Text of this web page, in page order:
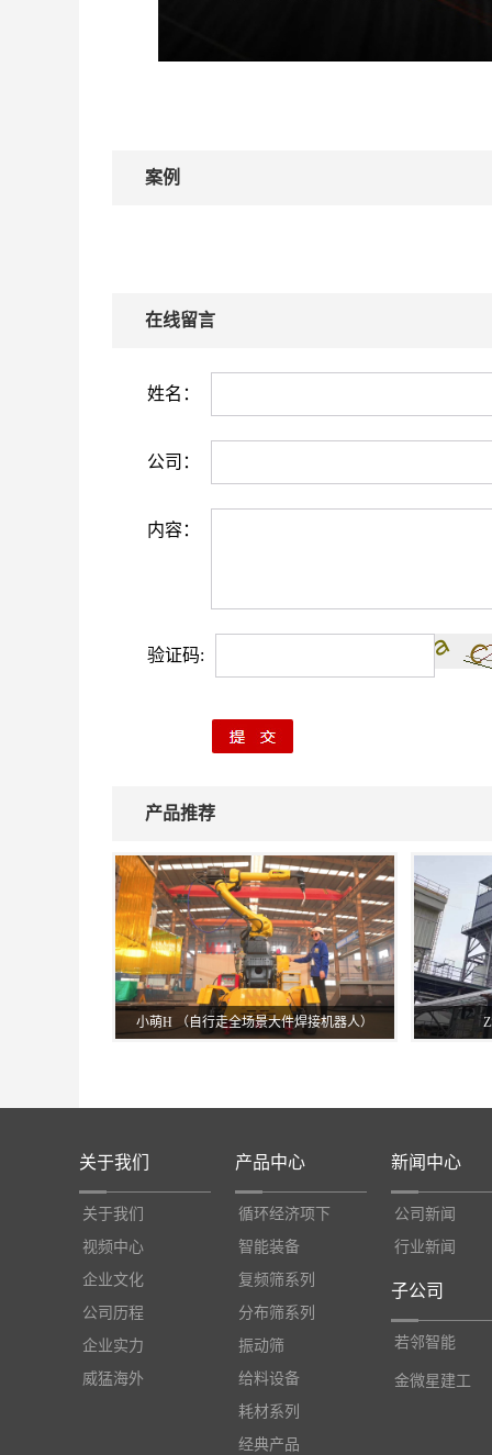
案例
在线留言
姓名：
公司：
内容：
验证码:
产品推荐
小萌H （自行走全场景大件焊接机器人）
关于我们
关于我们
视频中心
企业文化
公司历程
企业实力
威猛海外
产品中心
循环经济项下
智能装备
复频筛系列
分布筛系列
振动筛
给料设备
耗材系列
经典产品
新闻中心
公司新闻
行业新闻
子公司
若邻智能
金微星建工